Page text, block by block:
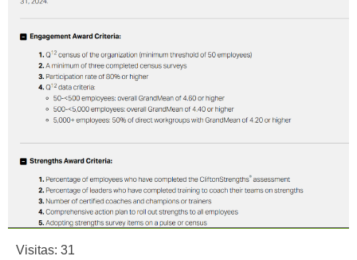
Visitas: 31